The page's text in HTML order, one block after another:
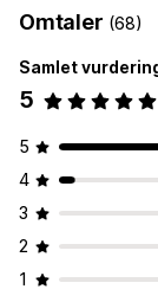
Tilpasset
Produktsider
Tidtakertype
Daglige tilbud
Utløpsdato
Omtaler (68)
Samlet
5
5
4
3
2
1